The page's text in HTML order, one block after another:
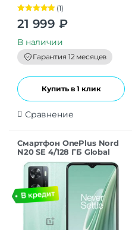
Оценка 5.00
из 5
(1)
21 999 ₽
В наличии
Гарантия 12 месяцев
Купить в 1 клик
Сравнение
Смартфон OnePlus Nord
N20 SE 4/128 ГБ Global
для РФ, Dual nano SIM,
нефритовая волна